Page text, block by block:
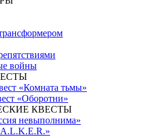
войны
«Комната тьмы»
«Оборотни»
КВЕСТЫ
невыполнима»